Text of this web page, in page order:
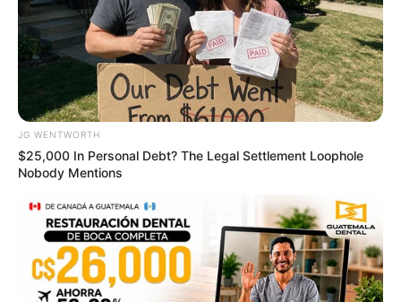
The Best Tarantino Movie Yet
BRAINBERRIES
JG WENTWORTH
$25,000 In Personal Debt? The Legal Settlement Loophole
Nobody Mentions